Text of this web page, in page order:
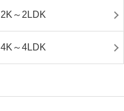
2K～2LDK
4K～4LDK